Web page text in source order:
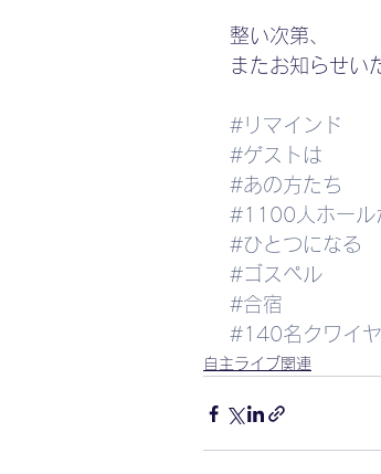
整い次第、
またお知らせい
#リマインド
#ゲストは
#あの方たち
#1100人ホール
#ひとつになる
#ゴスペル
#合宿
#140名クワイ
自主ライブ関連